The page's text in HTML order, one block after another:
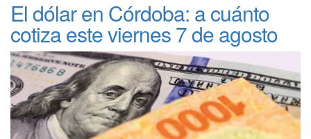
El dólar en Córdoba: a cuánto
cotiza este viernes 7 de agosto